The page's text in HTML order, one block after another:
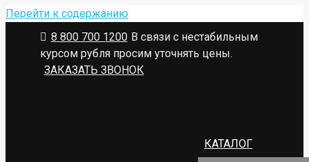
Перейти к содержанию
8 800 700 1200 В связи с нестабильным
курсом рубля просим уточнять цены.
ЗАКАЗАТЬ ЗВОНОК
КАТАЛОГ